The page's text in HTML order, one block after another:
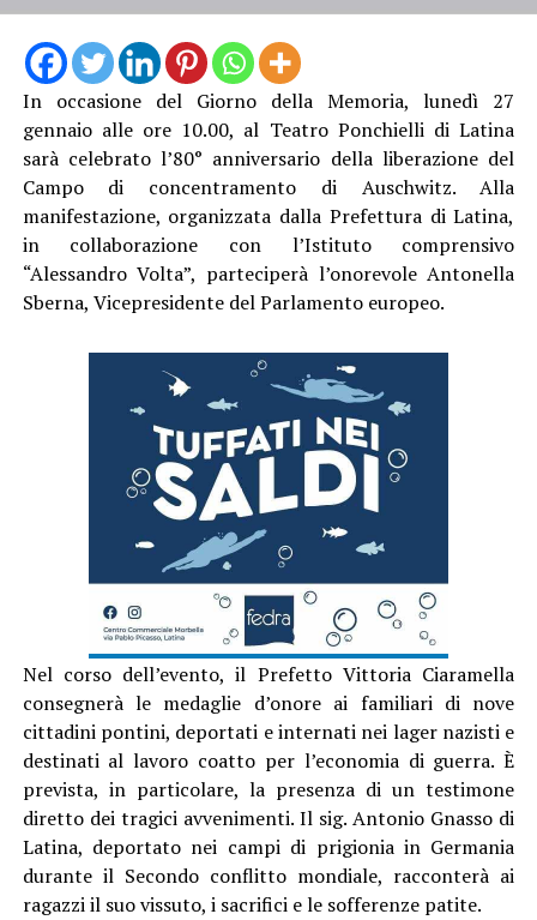
In occasione del Giorno della Memoria, lunedì 27
gennaio alle ore 10.00, al Teatro Ponchielli di Latina
sarà celebrato l’80° anniversario della liberazione del
Campo di concentramento di Auschwitz. Alla
manifestazione, organizzata dalla Prefettura di Latina,
in collaborazione con l’Istituto comprensivo
“Alessandro Volta”, parteciperà l’onorevole Antonella
Sberna, Vicepresidente del Parlamento europeo.
Nel corso dell’evento, il Prefetto Vittoria Ciaramella
consegnerà le medaglie d’onore ai familiari di nove
cittadini pontini, deportati e internati nei lager nazisti e
destinati al lavoro coatto per l’economia di guerra. È
prevista, in particolare, la presenza di un testimone
diretto dei tragici avvenimenti. Il sig. Antonio Gnasso di
Latina, deportato nei campi di prigionia in Germania
durante il Secondo conflitto mondiale, racconterà ai
ragazzi il suo vissuto, i sacrifici e le sofferenze patite.